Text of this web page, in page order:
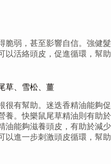
脆弱，甚至影響自信。強健髮
以活絡頭皮，促進循環，幫助
草、雪松、薑
很有幫助。迷迭香精油能夠促
養。快樂鼠尾草精油則有助於
油能夠滋養頭皮，有助於減少
以進一步刺激頭皮循環，幫助